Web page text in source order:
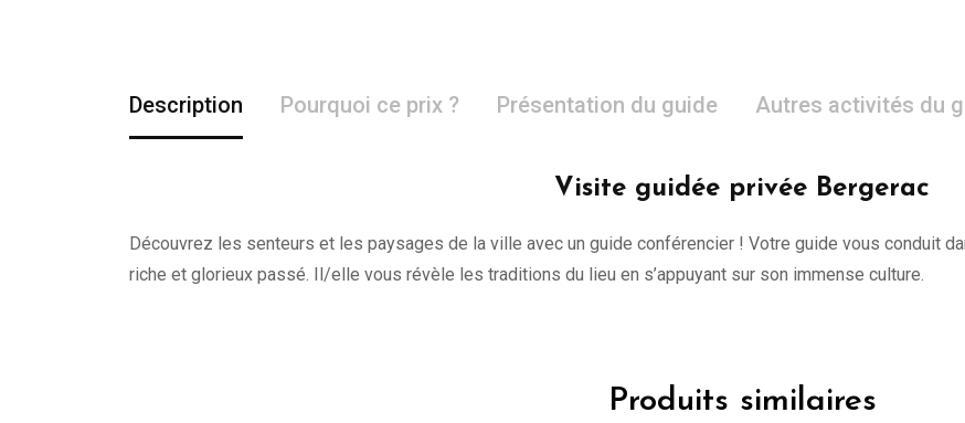
Description Pourquoi ce prix ? Présentation du guide Autres activités du
Visite guidée privée Bergerac
Découvrez les senteurs et les paysages de la ville avec un guide conférencier ! Votre guide vous conduit
riche et glorieux passé. Il/elle vous révèle les traditions du lieu en s’appuyant sur son immense culture.
Produits similaires